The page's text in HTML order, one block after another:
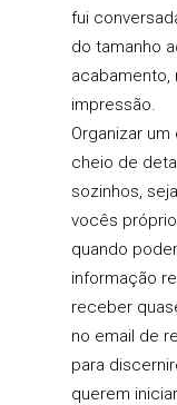
fui
do tamanho
impressão.
Organizar
cheio de
sozinhos,
vocês
quando
informação
receber
no email de
para
querem